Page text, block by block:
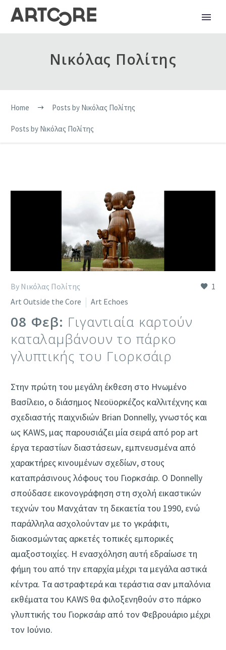
Νικόλας Πολίτης
Home Posts by Νικόλας Πολίτης
Posts by Νικόλας Πολίτης
1
By Νικόλας Πολίτης
Art Outside the Core
Art Echoes
08 Φεβ: Γιγαντιαία καρτούν
καταλαμβάνουν το πάρκο
γλυπτικής του Γιορκσάιρ
Στην πρώτη του μεγάλη έκθεση στο Ηνωμένο
Βασίλειο, ο διάσημος Νεοϋορκέζος καλλιτέχνης και
σχεδιαστής παιχνιδιών Brian Donnelly, γνωστός και
ως KAWS, μας παρουσιάζει μία σειρά από pop art
έργα τεραστίων διαστάσεων, εμπνευσμένα από
χαρακτήρες κινουμένων σχεδίων, στους
καταπράσινους λόφους του Γιορκσάιρ. Ο Donnelly
σπούδασε εικονογράφηση στη σχολή εικαστικών
τεχνών του Μανχάταν τη δεκαετία του 1990, ενώ
παράλληλα ασχολούνταν με το γκράφιτι,
διακοσμώντας αρκετές τοπικές εμπορικές
αμαξοστοιχίες. Η ενασχόληση αυτή εδραίωσε τη
φήμη του από την επαρχία μέχρι τα μεγάλα αστικά
κέντρα. Τα αστραφτερά και τεράστια σαν μπαλόνια
εκθέματα του KAWS θα φιλοξενηθούν στο πάρκο
γλυπτικής του Γιορκσάιρ από τον Φεβρουάριο μέχρι
τον Ιούνιο.